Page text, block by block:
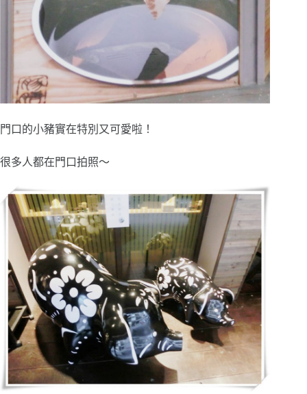
門口的小豬實在特別又可愛啦！
很多人都在門口拍照～